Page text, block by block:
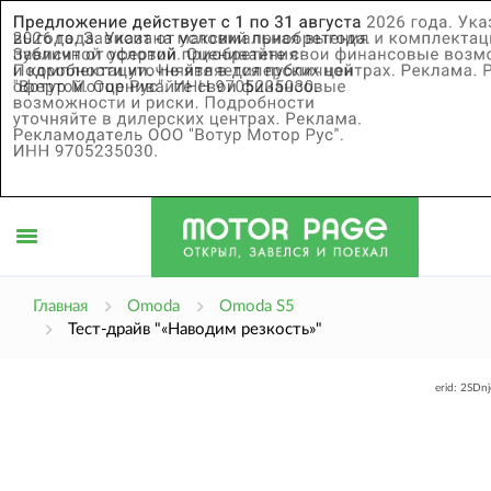
Главная Omoda
Omoda S5
Тест-драйв "«Наводим резкость»"
erid: